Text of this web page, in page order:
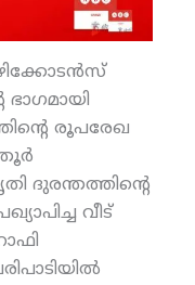
ഭാഗമായി
രൂപരേഖ
ദുരന്തത്തിന്റെ
വീട്